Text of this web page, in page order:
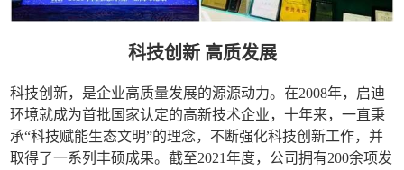
科技创新 高质发展
科技创新，是企业高质量发展的源源动力。在2008年，启迪
环境就成为首批国家认定的高新技术企业，十年来，一直秉
承“科技赋能生态文明”的理念，不断强化科技创新工作，并
取得了一系列丰硕成果。截至2021年度，公司拥有200余项发